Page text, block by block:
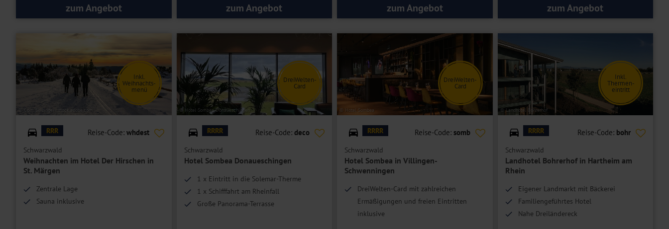
zum Angebot zum Angebot zum Angebot zum Angebot
© Corri Seizinger - stock.adobe.com
Inkl.
Weihnachts-
menü
RRR Reise-Code: whdest
Schwarzwald
Weihnachten im Hotel Der Hirschen in
St. Märgen
Zentrale Lage
Sauna inklusive
© Hotel Sombea Donaueschingen
DreiWelten-
Card
RRRR Reise-Code: deco
Schwarzwald
Hotel Sombea Donaueschingen
1 x Eintritt in die Solemar-Therme
1 x Schifffahrt am Rheinfall
Große Panorama-Terrasse
© Hotel Sombea
DreiWelten-
Card
RRRR Reise-Code: somb
Schwarzwald
Hotel Sombea in Villingen-
Schwenningen
DreiWelten-Card mit zahlreichen
Ermäßigungen und freien Eintritten
inklusive
© Landhotel Bohrerhof
Inkl.
Thermen-
eintritt
RRRR Reise-Code: bohr
Schwarzwald
Landhotel Bohrerhof in Hartheim am
Rhein
Eigener Landmarkt mit Bäckerei
Familiengeführtes Hotel
Nahe Dreiländereck